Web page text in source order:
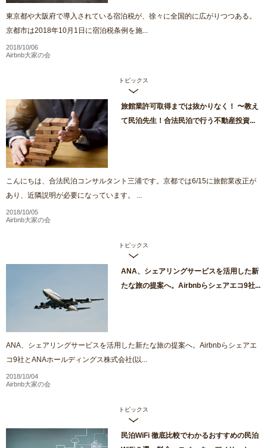
東京都や大阪府で導入されている宿泊税が、徐々に全国的に広がりつつある。
京都市は2018年10月1日に宿泊税条例を施...
2018/10/06
Airbnb大家の会
トピックス
旅館業許可取得までは抜かりなく！ 〜教え
て民泊先生！合法民泊で行う不動産投資...
こんにちは、合法民泊コンサルタント三浦です。京都では6/15に旅館業改正が
あり、近隣説明が必要になっています。 ...
2018/10/05
Airbnb大家の会
トピックス
ANA、シェアリングサービスを活用した新
たな旅の提案へ。Airbnbらシェアエコ9社...
ANA、シェアリングサービスを活用した新たな旅の提案へ。Airbnbらシェアエ
コ9社とANAホールディングス株式会社(以...
2018/10/04
Airbnb大家の会
トピックス
民泊WiFi 徹底比較でわかるおすすめの民泊